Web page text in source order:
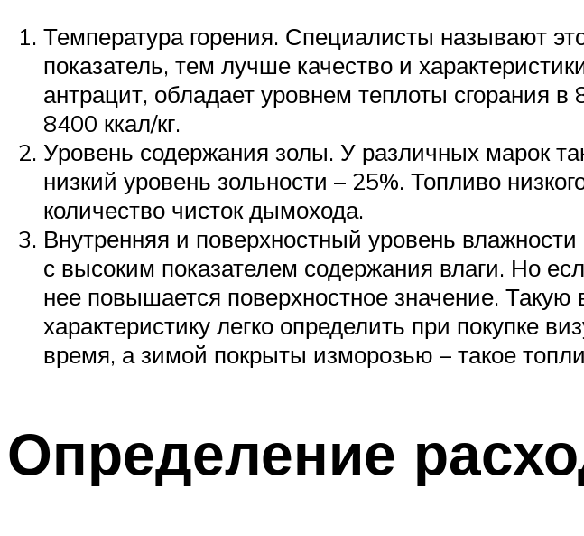
Температура горения. Специалисты называют
показатель, тем лучше качество и
антрацит, обладает уровнем теплоты сгорания в
8400 ккал/кг.
Уровень содержания золы. У различных марок
низкий уровень зольности – 25%. Топливо
количество чисток дымохода.
Внутренняя и поверхностный уровень
с высоким показателем содержания влаги. Но
нее повышается поверхностное значение.
характеристику легко определить при покупке
время, а зимой покрыты изморозью – такое
Определение